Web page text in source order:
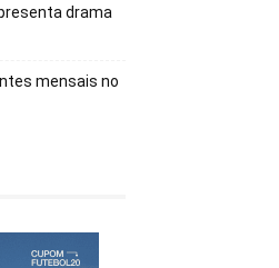
drama
mensais no